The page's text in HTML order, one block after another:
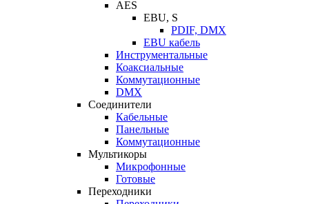
AES
EBU, S
PDIF, DMX
EBU кабель
Инструментальные
Коаксиальные
Коммутационные
DMX
Соединители
Кабельные
Панельные
Коммутационные
Мультикоры
Микрофонные
Готовые
Переходники